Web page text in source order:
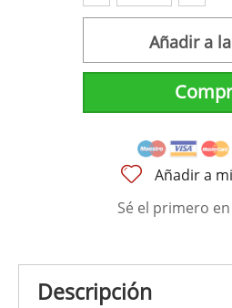
Añadir a
Añadir a
Sé el primero
Descripción